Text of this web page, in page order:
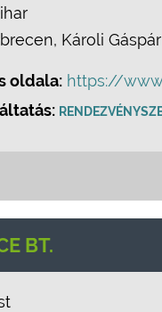
Károli Gáspár
oldala: https://
BT.